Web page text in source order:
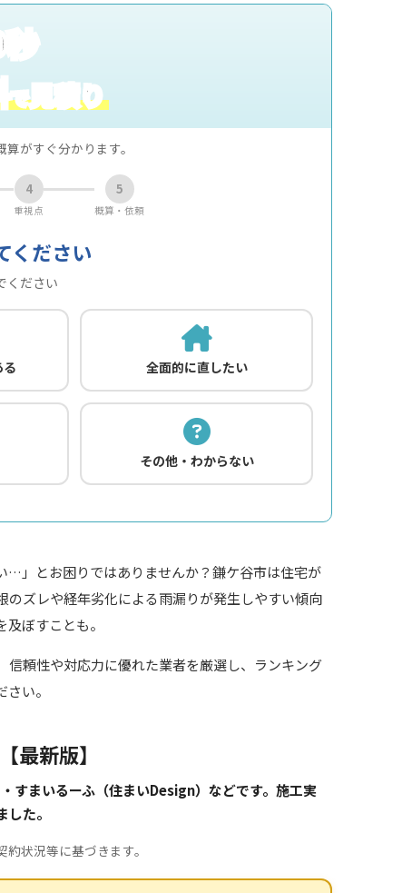
で見積り
がすぐ分かります。
4
重視点
5
概算・依頼
ください
ください
全面的に直したい
その他・わからない
…」とお困りではありませんか？鎌ケ谷市は住宅が
ズレや経年劣化による雨漏りが発生しやすい傾向
ぼすことも。
頼性や対応力に優れた業者を厳選し、ランキング
い。
最新版】
すまいるーふ（住まいDesign）などです。施工実
た。
状況等に基づきます。